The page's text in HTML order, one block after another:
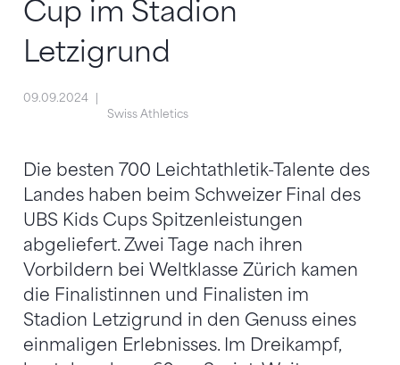
Cup im Stadion
Letzigrund
09.09.2024
Swiss Athletics
Die besten 700 Leichtathletik-Talente des
Landes haben beim Schweizer Final des
UBS Kids Cups Spitzenleistungen
abgeliefert. Zwei Tage nach ihren
Vorbildern bei Weltklasse Zürich kamen
die Finalistinnen und Finalisten im
Stadion Letzigrund in den Genuss eines
einmaligen Erlebnisses. Im Dreikampf,